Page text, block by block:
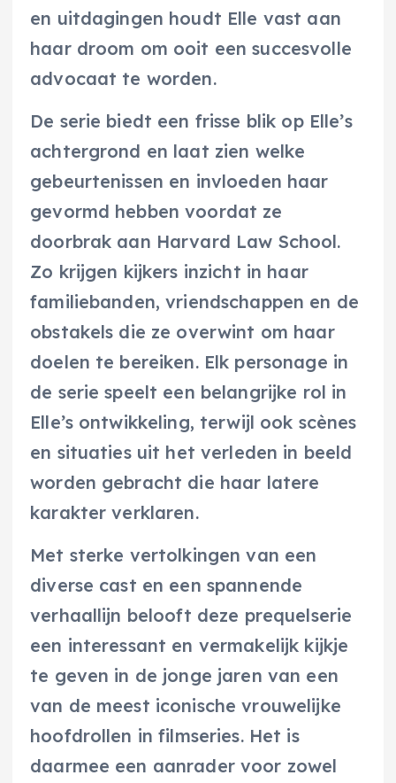
en uitdagingen houdt Elle vast aan
haar droom om ooit een succesvolle
advocaat te worden.
De serie biedt een frisse blik op Elle’s
achtergrond en laat zien welke
gebeurtenissen en invloeden haar
gevormd hebben voordat ze
doorbrak aan Harvard Law School.
Zo krijgen kijkers inzicht in haar
familiebanden, vriendschappen en de
obstakels die ze overwint om haar
doelen te bereiken. Elk personage in
de serie speelt een belangrijke rol in
Elle’s ontwikkeling, terwijl ook scènes
en situaties uit het verleden in beeld
worden gebracht die haar latere
karakter verklaren.
Met sterke vertolkingen van een
diverse cast en een spannende
verhaallijn belooft deze prequelserie
een interessant en vermakelijk kijkje
te geven in de jonge jaren van een
van de meest iconische vrouwelijke
hoofdrollen in filmseries. Het is
daarmee een aanrader voor zowel